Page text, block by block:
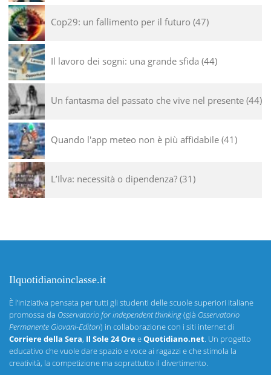
Cop29: un fallimento per il futuro 47
Il lavoro dei sogni: una grande sfida 44
Un fantasma del passato che vive nel presente 44
Quando l'app meteo non è più affidabile 41
L’Ilva: necessità o dipendenza? 31
Ilquotidianoinclasse.it
È l’iniziativa pensata per tutti gli studenti delle scuole superiori italiane
promossa da Osservatorio for independent thinking(già Osservatorio
Permanente Giovani-Editori) in collaborazione con i siti internet di
Corriere della Sera, Il Sole 24 OreeQuotidiano.net. Un progetto
educativo che vuole dare spazio e voce ai ragazzi e che stimola la
creatività, la competizione ma soprattutto il divertimento.